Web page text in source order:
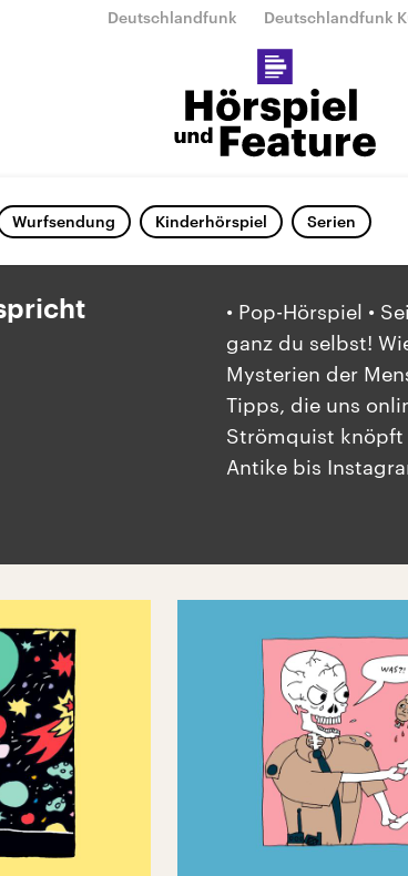
Deutschlandfunk Deutschlandfunk
Wurfsendung Kinderhörspiel Serien
• Pop-Hörspiel •
ganz du selbst!
Mysterien der
Tipps, die uns
Strömquist knöpft
Antike bis